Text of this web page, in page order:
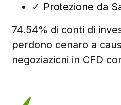
✓ Protezione da
74.54% di conti di
perdono denaro a
negoziazioni in CFD